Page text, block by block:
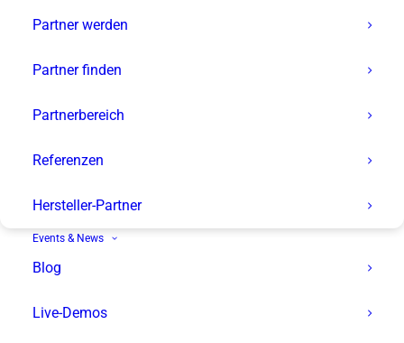
Partner werden
Partner finden
Partnerbereich
Referenzen
Hersteller-Partner
Events & News
Blog
Live-Demos